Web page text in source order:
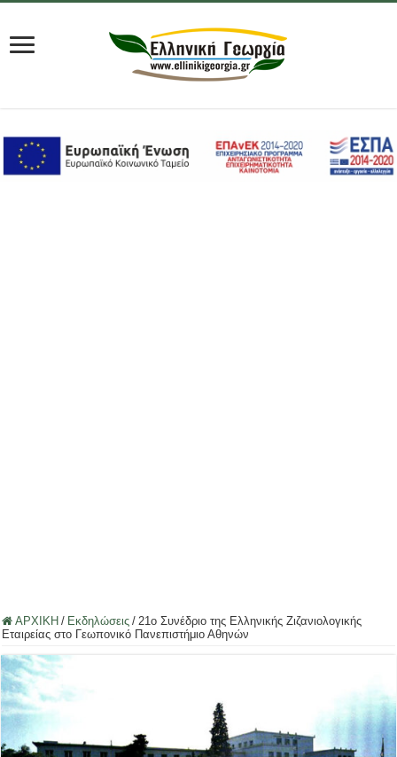
ΑΡΧΙΚΗ / Εκδηλώσεις / 21o Συνέδριο της Ελληνικής Ζιζανιολογικής
Εταιρείας στο Γεωπονικό Πανεπιστήμιο Αθηνών